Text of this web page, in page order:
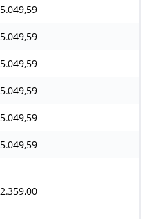
5.049,59
5.049,59
5.049,59
5.049,59
5.049,59
5.049,59
2.359,00